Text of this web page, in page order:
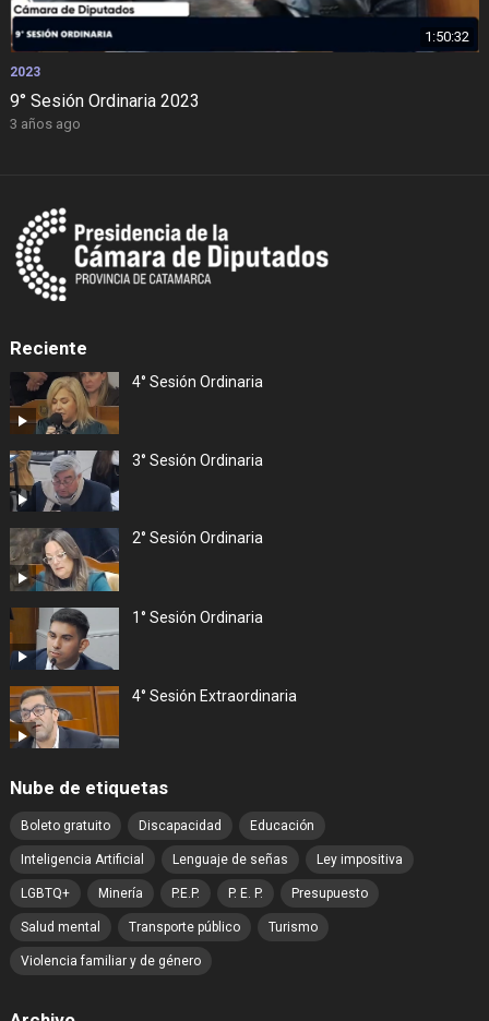
1:50:32
2023
9° Sesión Ordinaria 2023
3 años ago
Reciente
4° Sesión Ordinaria
3° Sesión Ordinaria
2° Sesión Ordinaria
1° Sesión Ordinaria
4° Sesión Extraordinaria
Nube de etiquetas
Boleto gratuito Discapacidad Educación
Inteligencia Artificial Lenguaje de señas Ley impositiva
LGBTQ+ Minería P.E.P. P. E. P. Presupuesto
Salud mental Transporte público Turismo
Violencia familiar y de género